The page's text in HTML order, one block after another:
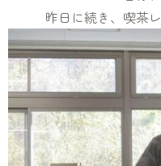
昨日に続き、喫茶